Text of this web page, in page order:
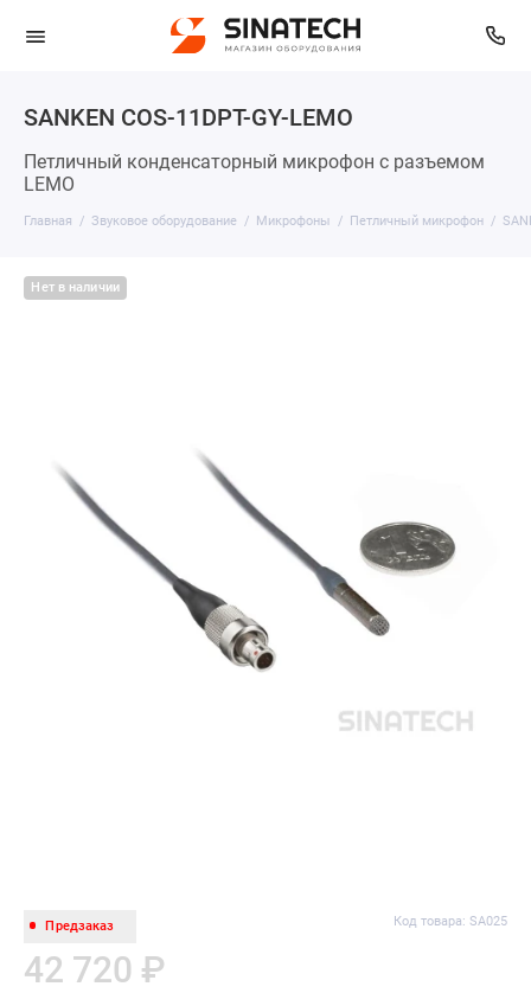
SANKEN COS-11DPT-GY-LEMO
Петличный конденсаторный микрофон с разъемом
LEMO
Главная Звуковое оборудование Микрофоны Петличный микрофон
Нет в наличии
Предзаказ Код товара: SA025
42 720 ₽